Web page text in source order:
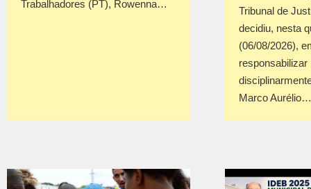
Trabalhadores (PT), Rowenna…
Tribunal de
decidiu, nesta
(06/08/2026),
responsabilizar
Marco Aurélio…